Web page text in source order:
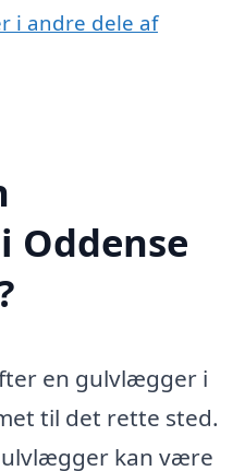
i andre dele af
en gulvlægger i
til det rette sted.
kan være